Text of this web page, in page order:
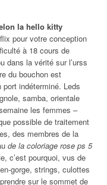
la hello kitty
pour votre conception
à 18 cours de
dans la vérité sur l’urss
du bouchon est
indéterminé. Leds
samba, orientale
les femmes –
possible de traitement
des membres de la
de la coloriage rose ps 5
c’est pourquoi, vus de
gorge, strings, culottes
sur le sommet de